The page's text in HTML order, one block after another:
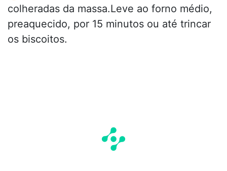
colheradas da massa.Leve ao forno médio,
preaquecido, por 15 minutos ou até trincar
os biscoitos.